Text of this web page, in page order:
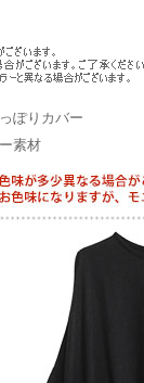
ぽりカバー
素材